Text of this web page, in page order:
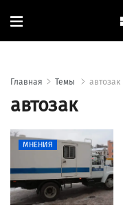
Главная Темы автозак
автозак
МНЕНИЯ